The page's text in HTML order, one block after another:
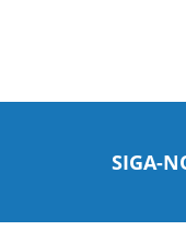
SIGA-